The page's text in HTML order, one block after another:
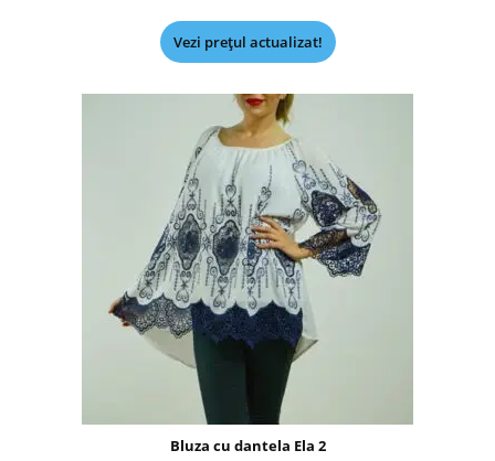
Vezi prețul actualizat!
Bluza cu dantela Ela 2